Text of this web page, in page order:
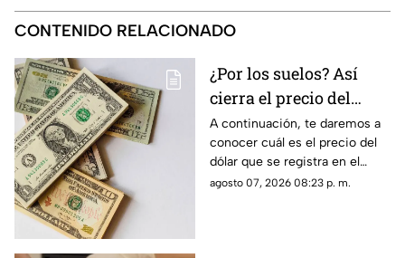
CONTENIDO RELACIONADO
¿Por los suelos? Así
cierra el precio del
dólar en Yucatán HOY
viernes 7 de agosto de
2026
A continuación, te daremos a
conocer cuál es el precio del
dólar que se registra en el
estado de Yucatán al cierre de
agosto 07, 2026 08:23 p. m.